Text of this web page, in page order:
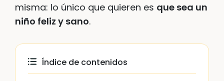
misma: lo único que quieren es que sea un
niño feliz y sano.
Índice de contenidos